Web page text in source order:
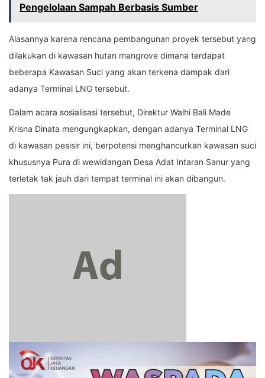
Pengelolaan Sampah Berbasis Sumber
Alasannya karena rencana pembangunan proyek tersebut yang
dilakukan di kawasan hutan mangrove dimana terdapat
beberapa Kawasan Suci yang akan terkena dampak dari
adanya Terminal LNG tersebut.
Dalam acara sosialisasi tersebut, Direktur Walhi Bali Made
Krisna Dinata mengungkapkan, dengan adanya Terminal LNG
di kawasan pesisir ini, berpotensi menghancurkan kawasan suci
khususnya Pura di wewidangan Desa Adat Intaran Sanur yang
terletak tak jauh dari tempat terminal ini akan dibangun.